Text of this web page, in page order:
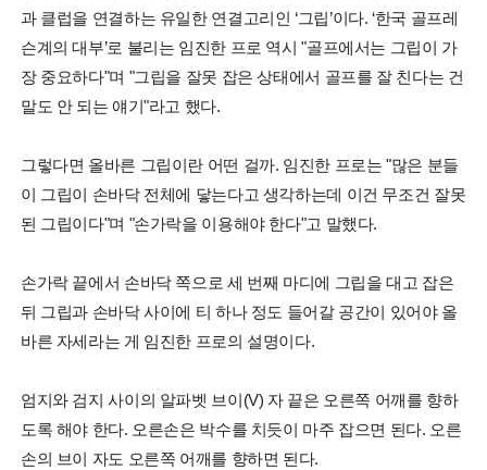
과 클럽을 연결하는 유일한 연결고리인 ‘그립’이다. ‘한국 골프레
슨계의 대부’로 불리는 임진한 프로 역시 "골프에서는 그립이 가
장 중요하다"며 "그립을 잘못 잡은 상태에서 골프를 잘 친다는 건
말도 안 되는 얘기"라고 했다.
그렇다면 올바른 그립이란 어떤 걸까. 임진한 프로는 "많은 분들
이 그립이 손바닥 전체에 닿는다고 생각하는데 이건 무조건 잘못
된 그립이다"며 "손가락을 이용해야 한다"고 말했다.
손가락 끝에서 손바닥 쪽으로 세 번째 마디에 그립을 대고 잡은
뒤 그립과 손바닥 사이에 티 하나 정도 들어갈 공간이 있어야 올
바른 자세라는 게 임진한 프로의 설명이다.
엄지와 검지 사이의 알파벳 브이(V) 자 끝은 오른쪽 어깨를 향하
도록 해야 한다. 오른손은 박수를 치듯이 마주 잡으면 된다. 오른
손의 브이 자도 오른쪽 어깨를 향하면 된다.